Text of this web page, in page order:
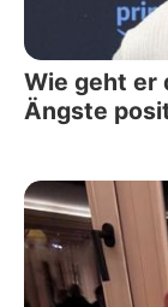
Wie geht er
Ängste